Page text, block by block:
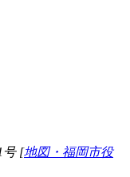
号 [地図・福岡市役